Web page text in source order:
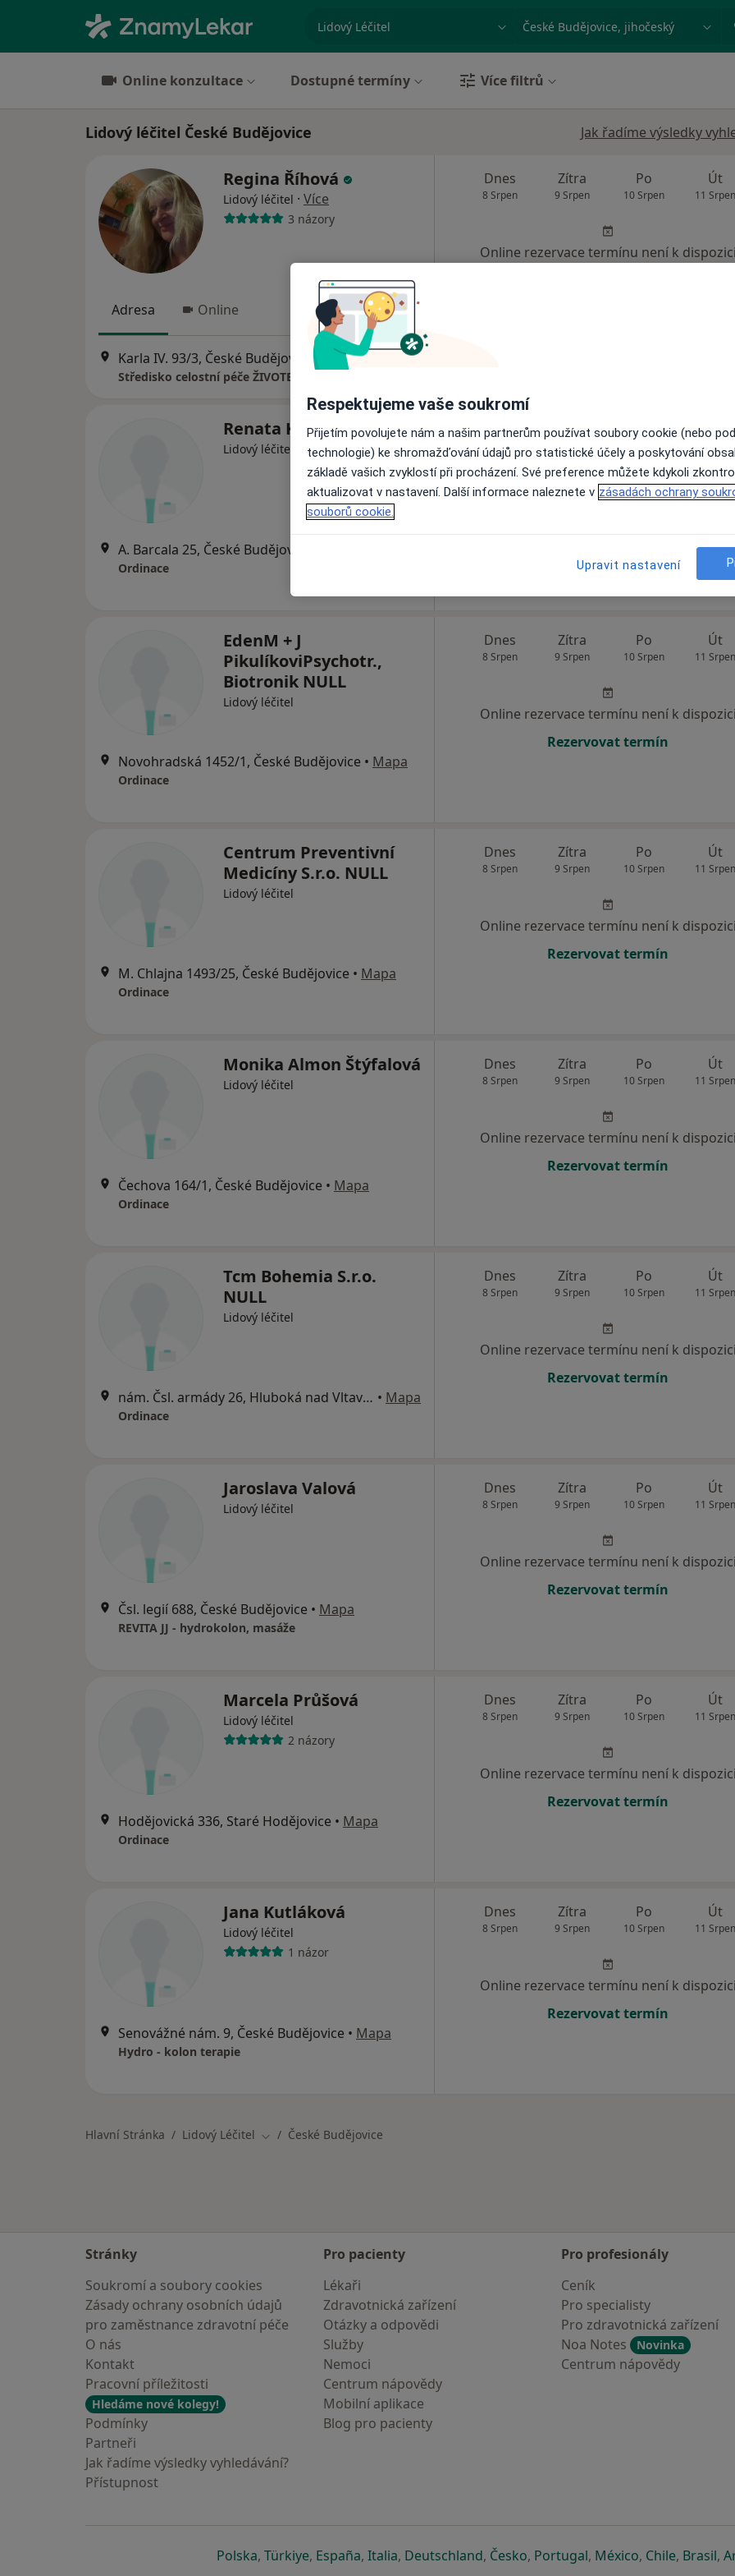
specializace, nemoc nebo příjmeníMěsto nebo region
Online konzultace Dostupné termíny Více filtrů
Lidový léčitel České Budějovice Jak řadíme výsledky
Regina Říhová
Lidový léčitel · Více
3 názory
Adresa Online
Karla IV. 93/3, České Budějovice Mapa
Dnes
8 Srpen
Zítra
9 Srpen
Po
10 Srpen
Út
11 Srpen
Online rezervace termínu není k dispozici
Renata Kartáková
Lidový léčitel
A. Barcala 25, České Budějovice
Ordinace
Dnes
8 Srpen
Zítra
9 Srpen
Po
10 Srpen
Út
11 Srpen
Online rezervace termínu není k
EdenM + J
PikulíkoviPsychotr.,
Biotronik NULL
Lidový léčitel
Novohradská 1452/1, České Budějovice • Mapa
Ordinace
Dnes
8 Srpen
Zítra
9 Srpen
Po
10 Srpen
Út
11 Srpen
Online rezervace termínu není k dispozici
Rezervovat termín
Centrum Preventivní
Medicíny S.r.o. NULL
Lidový léčitel
M. Chlajna 1493/25, České Budějovice • Mapa
Ordinace
Dnes
8 Srpen
Zítra
9 Srpen
Po
10 Srpen
Út
11 Srpen
Online rezervace termínu není k dispozici
Rezervovat termín
Monika Almon Štýfalová
Lidový léčitel
Čechova 164/1, České Budějovice • Mapa
Ordinace
Dnes
8 Srpen
Zítra
9 Srpen
Po
10 Srpen
Út
11 Srpen
Online rezervace termínu není k dispozici
Rezervovat termín
Tcm Bohemia S.r.o.
NULL
Lidový léčitel
nám. Čsl. armády 26, Hluboká nad Vltavou • Mapa
Ordinace
Dnes
8 Srpen
Zítra
9 Srpen
Po
10 Srpen
Út
11 Srpen
Online rezervace termínu není k dispozici
Rezervovat termín
Jaroslava Valová
Lidový léčitel
Čsl. legií 688, České Budějovice • Mapa
REVITA JJ - hydrokolon, masáže
Dnes
8 Srpen
Zítra
9 Srpen
Po
10 Srpen
Út
11 Srpen
Online rezervace termínu není k dispozici
Rezervovat termín
Marcela Průšová
Lidový léčitel
2 názory
Hodějovická 336, Staré Hodějovice • Mapa
Ordinace
Dnes
8 Srpen
Zítra
9 Srpen
Po
10 Srpen
Út
11 Srpen
Online rezervace termínu není k dispozici
Rezervovat termín
Jana Kutláková
Lidový léčitel
1 názor
Senovážné nám. 9, České Budějovice • Mapa
Hydro - kolon terapie
Dnes
8 Srpen
Zítra
9 Srpen
Po
10 Srpen
Út
11 Srpen
Online rezervace termínu není k dispozici
Rezervovat termín
Hlavní Stránka Lidový Léčitel Změna města
České Budějovice
Stránky
Soukromí a soubory cookies
Zásady ochrany osobních údajů
pro zaměstnance zdravotní péče
O nás
Kontakt
Pracovní příležitosti
Hledáme nové kolegy!
Podmínky
Partneři
Jak řadíme výsledky vyhledávání?
Přístupnost
Pro pacienty
Lékaři
Zdravotnická zařízení
Otázky a odpovědi
Služby
Nemoci
Centrum nápovědy
Mobilní aplikace
Blog pro pacienty
Pro profesionály
Ceník
Pro specialisty
Pro zdravotnická zařízení
Noa Notes
Novinka
Centrum nápovědy
Polskase otevře v nové záložce
, Türkiyese otevře v nové záložce
, Españase otevře v nové záložce
, Italiase otevře v nové záložce
, Deutschlandse otevře v nové záložce
, Českose otevře v nové záložce
, Portugalse otevře v nové
, Méxicose otevře v
, Chilese otevře
, Brasilse
,
Respektujeme vaše soukromí
Přijetím povolujete nám a našim partnerům používat soubory cookie (nebo
technologie) ke shromažďování údajů pro statistické účely a poskytování
základě vašich zvyklostí při procházení. Své preference můžete kdykoli
aktualizovat v nastavení. Další informace naleznete v zásadách ochrany
souborů cookie.
Upravit nastavení